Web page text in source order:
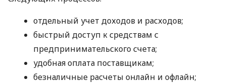
отдельный учет доходов и расходов;
быстрый доступ к средствам с
предпринимательского счета;
удобная оплата поставщикам;
безналичные расчеты онлайн и офлайн;